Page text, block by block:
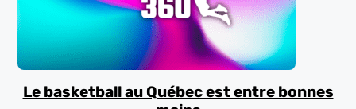
Le basketball au Québec est entre bonnes